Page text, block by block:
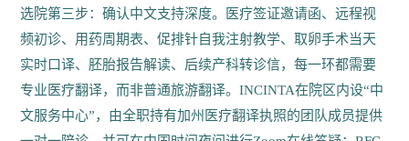
选院第三步：确认中文支持深度。医疗签证邀请函、远程视
频初诊、用药周期表、促排针自我注射教学、取卵手术当天
实时口译、胚胎报告解读、后续产科转诊信，每一环都需要
专业医疗翻译，而非普通旅游翻译。INCINTA在院区内设“中
文服务中心”，由全职持有加州医疗翻译执照的团队成员提供